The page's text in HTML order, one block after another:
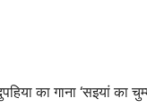
का गाना ‘सइयां का